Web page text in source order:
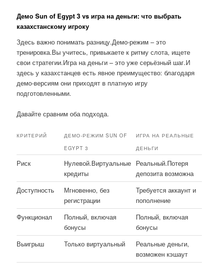
Демо Sun of Egypt 3 vs игра на деньги: что выбрать
казахстанскому игроку
Здесь важно понимать разницу.Демо-режим – это
тренировка.Вы учитесь, привыкаете к ритму слота, ищете
свои стратегии.Игра на деньги – это уже серьёзный шаг.И
здесь у казахстанцев есть явное преимущество: благодаря
демо-версиям они приходят в платную игру
подготовленными.
Давайте сравним оба подхода.
КРИТЕРИЙ
ДЕМО-РЕЖИМ SUN OF
EGYPT 3
ИГРА НА РЕАЛЬНЫЕ
ДЕНЬГИ
Риск
Нулевой.Виртуальные
кредиты
Реальный.Потеря
депозита возможна
Доступность
Мгновенно, без
регистрации
Требуется аккаунт и
пополнение
Функционал
Полный, включая
бонусы
Полный, включая
бонусы
Выигрыш
Только виртуальный
Реальные деньги,
возможен кэшаут